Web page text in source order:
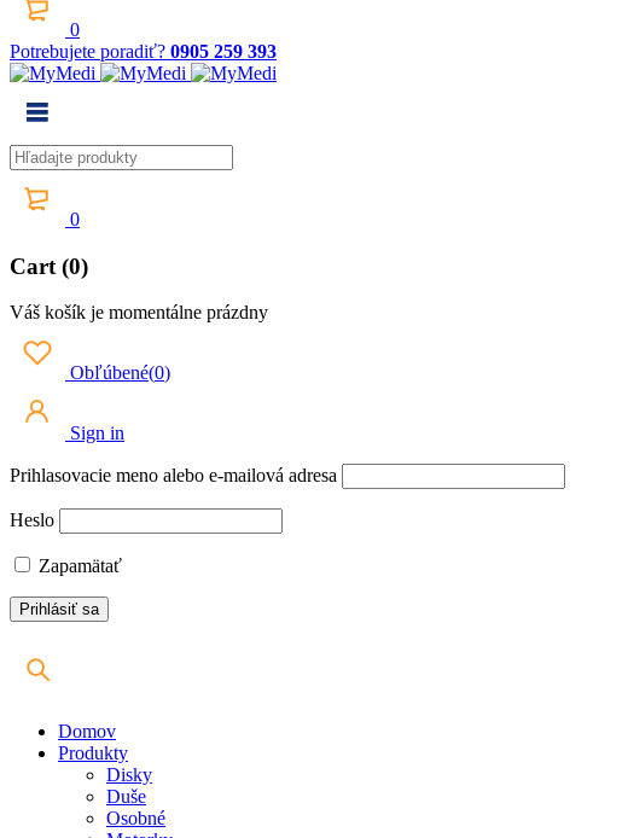
0
Potrebujete poradiť? 0905 259 393
0
Cart (0)
Váš košík je momentálne prázdny
Obľúbené(0)
Sign in
Prihlasovacie meno alebo e-mailová adresa
Heslo
Zapamätať
Domov
Produkty
Disky
Duše
Osobné